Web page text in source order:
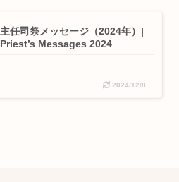
主任司祭メッセージ（2024年）|
Priest’s Messages 2024
2024/12/8